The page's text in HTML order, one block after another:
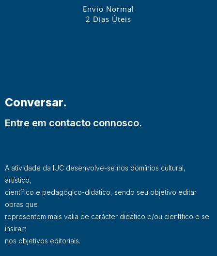
Envio Normal
2 Dias Úteis
Conversar.
Entre em contacto connosco.
A atividade da IUC desenvolve-se nos domínios cultural,
artístico,
científico e pedagógico-didático, sendo seu objetivo editar
obras que
representem mais valia de carácter didático e/ou científico e se
insiram
nos objetivos editoriais.